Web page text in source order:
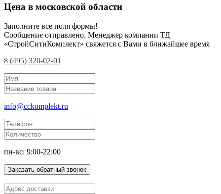
Цена в московской области
Заполните все поля формы!
Сообщение отправлено. Менеджер компании ТД
«СтройСитиКомплект» свяжется с Вами в ближайшее время
8 (495) 320-02-01
info@cckomplekt.ru
пн-вс: 9:00-22:00
Заказать обратный звонок